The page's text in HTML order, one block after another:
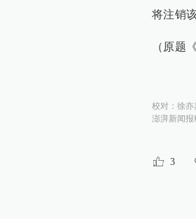
将注销
（原题
校对： 徐亦
澎湃新闻报
3